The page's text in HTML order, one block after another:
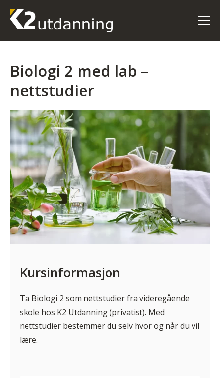
Biologi 2 med lab –
nettstudier
Kursinformasjon
Ta Biologi 2 som nettstudier fra videregående
skole hos K2 Utdanning (privatist). Med
nettstudier bestemmer du selv hvor og når du vil
lære.